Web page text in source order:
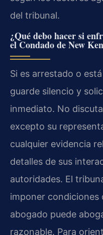
del tribunal.
¿Qué debo hacer si
el Condado de New
Si es arrestado o
guarde silencio y
inmediato. No
excepto su
cualquier evidencia
detalles de sus
autoridades. El
imponer condiciones
abogado puede
razonable. Para